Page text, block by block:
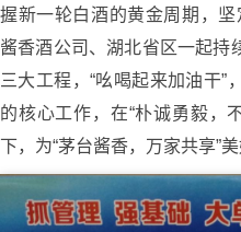
握新一轮白酒的黄金周期，
酱香酒公司、湖北省区一起持
三大工程，“吆喝起来加油干”
的核心工作，在“朴诚勇毅，
下，为“茅台酱香，万家共享”